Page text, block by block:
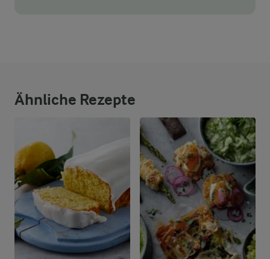
Ähnliche Rezepte